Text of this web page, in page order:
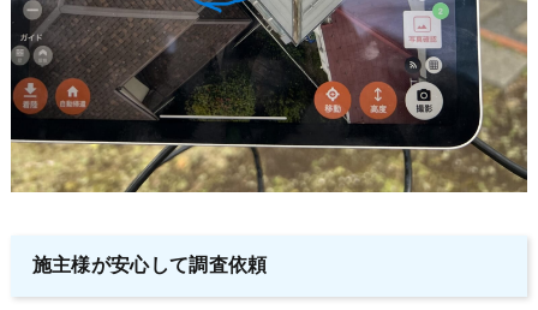
施主様が安心して調査依頼